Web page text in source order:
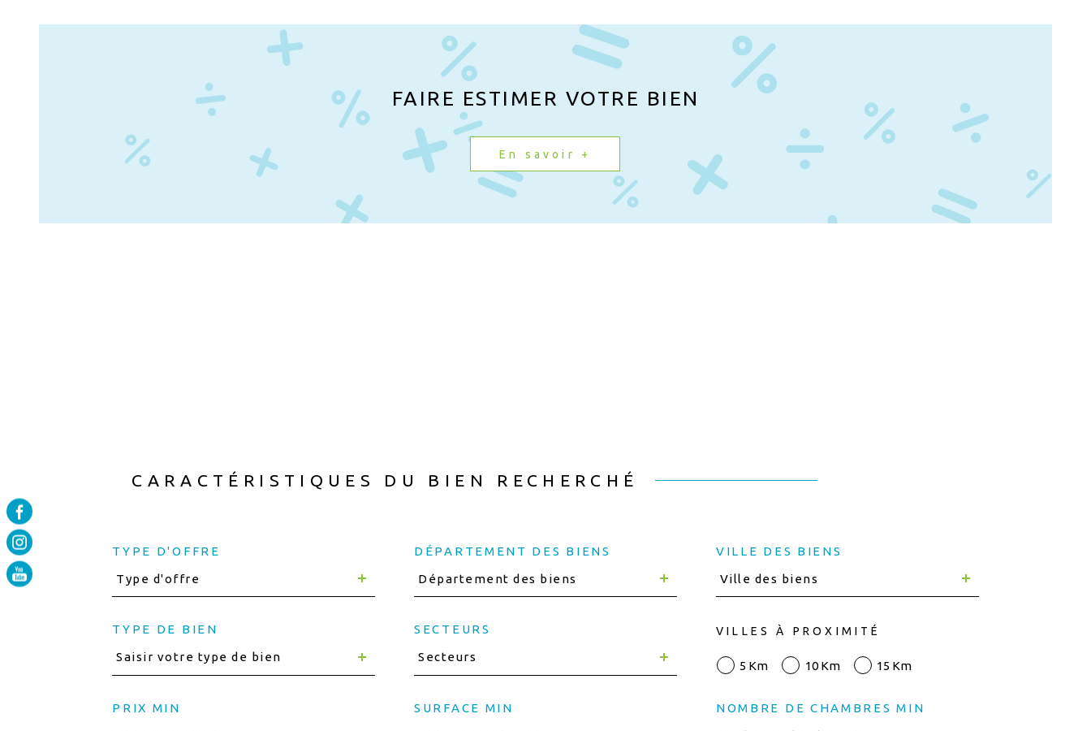
sources alimentent le terrain. Un canal de 1.8 km datant du XII siècle et creusé par
les mains d'hommes est actuellement asséché mais garde son droit d'eau. Le
terrain de 5 hectares avec ses prés et ses bois vous donne la sensation de vivre
dans un havre de paix, sans voisin ni vis à vis en restant proche des commodités.
DPE: E La présente annonce immobilière a été rédigée sous la responsabilité
éditoriale de Mme Debaque Laurence, mandataire indépendant en immobilier
(sans détention de fonds), agent commercial de la SAS AGENCE DES 3 PICS et
immatriculé au RSAC de Foix sous le numéro 2025AC00422 , titulaire d'une
attestation de collaborateur pour le compte de la société AGENCE DES 3 PICS. Les
informations sur les risques auxquels ce bien est exposé sont disponibles sur le
site Géorisques : www.georisques.gouv.fr. Honoraires charge vendeur.
25m² avec un appentis La présente annonce immobilière a été rédigée sous la
responsabilité éditoriale de Mme Xenia STRELNIKOVA mandataire indépendant
en immobilier (sans détention de fonds), agent commercial de la SAS AGENCE
DES 3 PICS et immatriculé au RSAC de FOIX sous le numéro 99081254700018,
titulaire d'une attestation de collaborateur pour le compte de la société AGENCE
DES 3 PICS. Les informations sur les risques auxquels ce bien est exposé sont
disponibles sur le site Géorisques : www.georisques.gouv.fr. Honoraires charge
vendeur.
FAIRE ESTIMER VOTRE BIEN
En savoir +
CARACTÉRISTIQUES DU BIEN RECHERCHÉ
TYPE D'OFFRE
Type d'offre
TYPE DE BIEN
Saisir votre type de bien
DÉPARTEMENT DES BIENS
Département des biens
SECTEURS
Secteurs
VILLE DES BIENS
Ville des biens
VILLES À PROXIMITÉ
5 Km 10 Km 15 Km
PRIX MIN SURFACE MIN NOMBRE DE CHAMBRES MIN